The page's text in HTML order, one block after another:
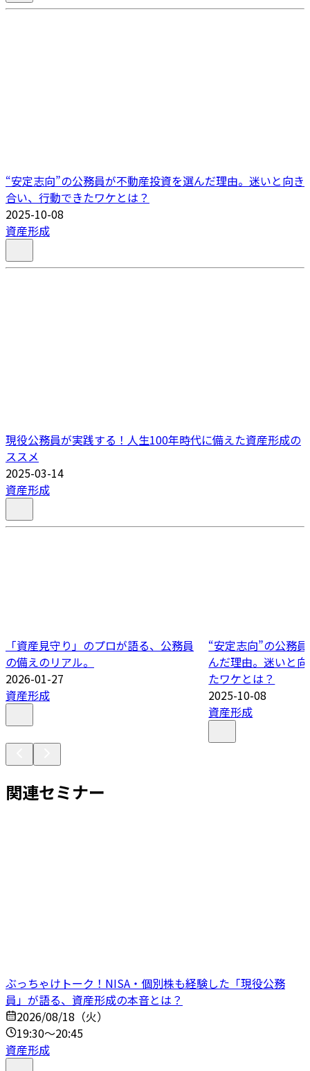
“安定志向”の公務員が不動産投資を選んだ理由。迷いと向き
合い、行動できたワケとは？
2025-10-08
資産形成
現役公務員が実践する！人生100年時代に備えた資産形成の
ススメ
2025-03-14
資産形成
「資産見守り」のプロが語る、公務員
の備えのリアル。
2026-01-27
資産形成
“安定志向”の公務
んだ理由。迷いと
たワケとは？
2025-10-08
資産形成
関連セミナー
ぶっちゃけトーク！NISA・個別株も経験した「現役公務
員」が語る、資産形成の本音とは？
2026/08/18（火）
19:30～20:45
資産形成